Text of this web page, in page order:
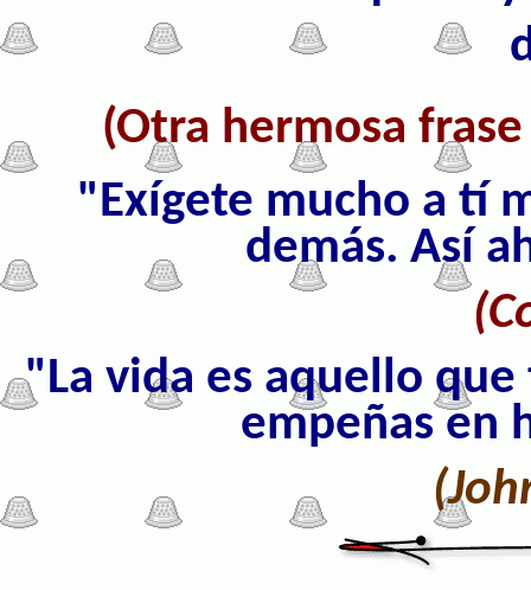
(Otra hermosa
"Exígete mucho a tí
demás. Así
"La vida es aquello
empeñas en